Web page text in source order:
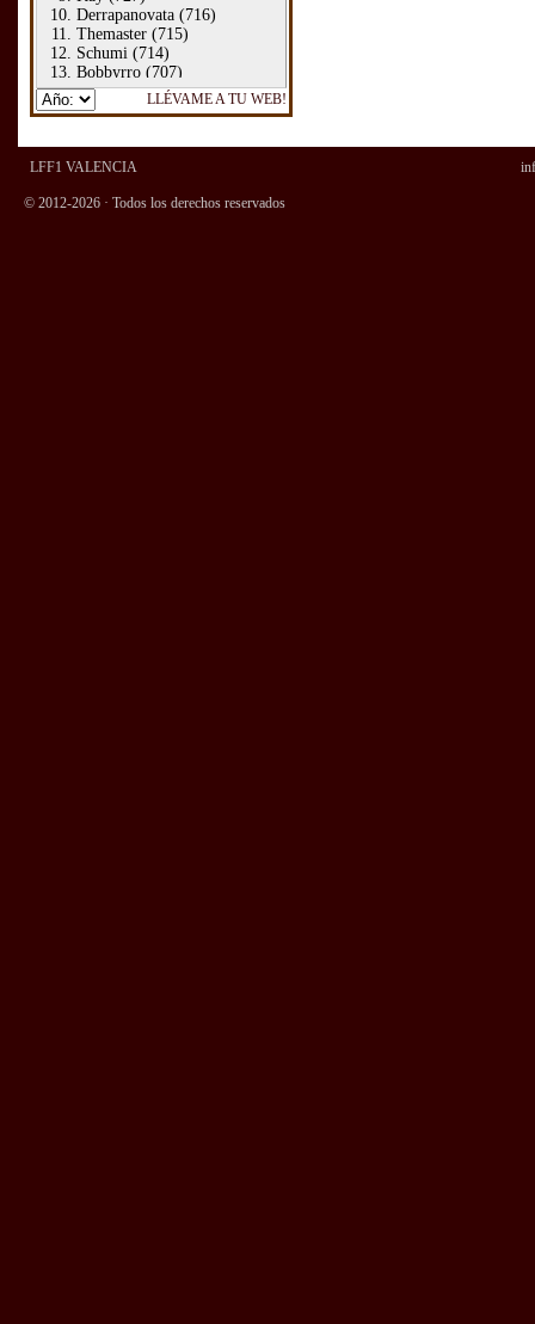
LFF1 VALENCIA
© 2012-2026 · Todos los derechos reservados